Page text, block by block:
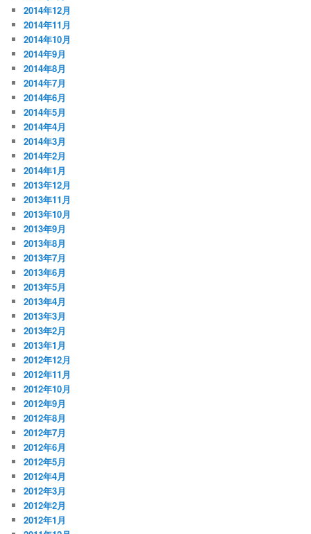
2014年12月
2014年11月
2014年10月
2014年9月
2014年8月
2014年7月
2014年6月
2014年5月
2014年4月
2014年3月
2014年2月
2014年1月
2013年12月
2013年11月
2013年10月
2013年9月
2013年8月
2013年7月
2013年6月
2013年5月
2013年4月
2013年3月
2013年2月
2013年1月
2012年12月
2012年11月
2012年10月
2012年9月
2012年8月
2012年7月
2012年6月
2012年5月
2012年4月
2012年3月
2012年2月
2012年1月